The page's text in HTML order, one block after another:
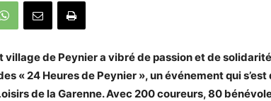
village de Peynier a vibré de passion et de
« 24 Heures de Peynier », un événement qui
de la Garenne. Avec 200 coureurs, 80